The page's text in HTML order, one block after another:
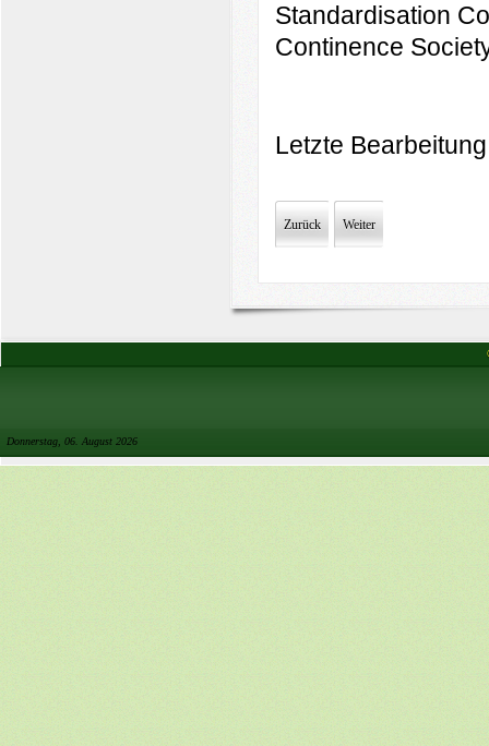
Standardisation
Continence
Letzte
Zurück Weiter
Donnerstag, 06. August 2026